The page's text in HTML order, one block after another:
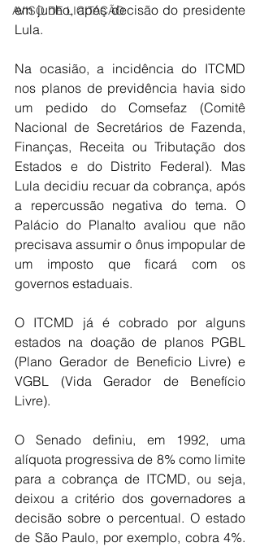
AVISO DE LICITAÇÃO
em junho, após decisão do presidente
Lula.
Na ocasião, a incidência do ITCMD
nos planos de previdência havia sido
um pedido do Comsefaz (Comitê
Nacional de Secretários de Fazenda,
Finanças, Receita ou Tributação dos
Estados e do Distrito Federal). Mas
Lula decidiu recuar da cobrança, após
a repercussão negativa do tema. O
Palácio do Planalto avaliou que não
precisava assumir o ônus impopular de
um imposto que ficará com os
governos estaduais.
O ITCMD já é cobrado por alguns
estados na doação de planos PGBL
(Plano Gerador de Beneficio Livre) e
VGBL (Vida Gerador de Benefício
Livre).
O Senado definiu, em 1992, uma
alíquota progressiva de 8% como limite
para a cobrança de ITCMD, ou seja,
deixou a critério dos governadores a
decisão sobre o percentual. O estado
de São Paulo, por exemplo, cobra 4%.